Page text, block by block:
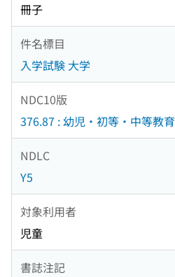
冊子
件名標目
入学試験 大学
NDC10版
376.87 : 幼児・初等・中等教育
NDLC
Y5
対象利用者
児童
書誌注記